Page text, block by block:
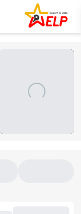
إضافة مكان